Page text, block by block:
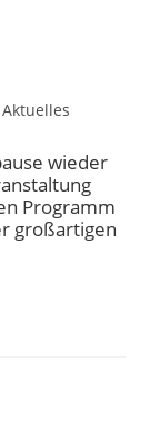
Aktuelles
wieder
Programm
großartigen